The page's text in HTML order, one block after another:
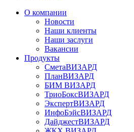
О компании
Новости
Наши клиенты
Наши заслуги
Вакансии
Продукты
СметаВИЗАРД
ПланВИЗАРД
БИМ ВИЗАРД
ТриоБоксВИЗАРД
ЭкспертВИЗАРД
ИнфоБэйсВИЗАРД
ДайджестВИЗАРД